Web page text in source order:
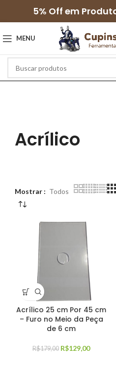
5% Off em
MENU
Acrílico
Mostrar Todos
Acrílico 25 cm Por 45 cm
– Furo no Meio da Peça
de 6 cm
R$179,00 R$129,00